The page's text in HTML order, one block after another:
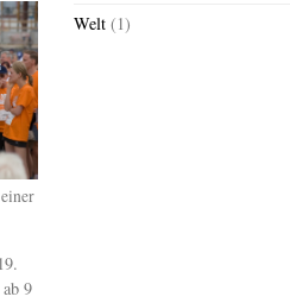
9
Welt (1)